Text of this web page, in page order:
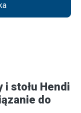
i stołu Hendi
do